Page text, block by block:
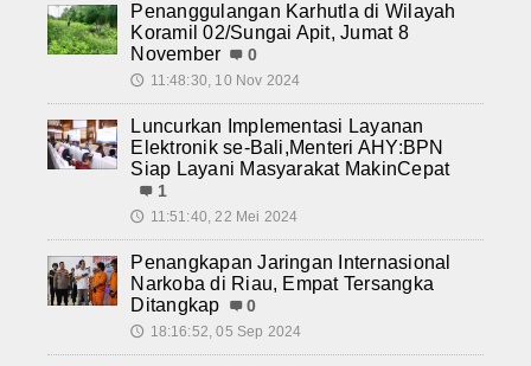
Penanggulangan Karhutla di Wilayah
Koramil 02/Sungai Apit, Jumat 8
November
0
🕔 11:48:30, 10 Nov 2024
Luncurkan Implementasi Layanan
Elektronik se-Bali,Menteri AHY:BPN
Siap Layani Masyarakat MakinCepat
1
🕔 11:51:40, 22 Mei 2024
Penangkapan Jaringan Internasional
Narkoba di Riau, Empat Tersangka
Ditangkap
0
🕔 18:16:52, 05 Sep 2024